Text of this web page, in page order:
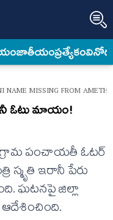
జాతీయంప్రత్యేకం
NAME MISSING FROM
ఓటు మాయం!
పంచాయతీ ఓటర్
స్మృతి ఇరానీ పేరు
ఘటనపై జిల్లా